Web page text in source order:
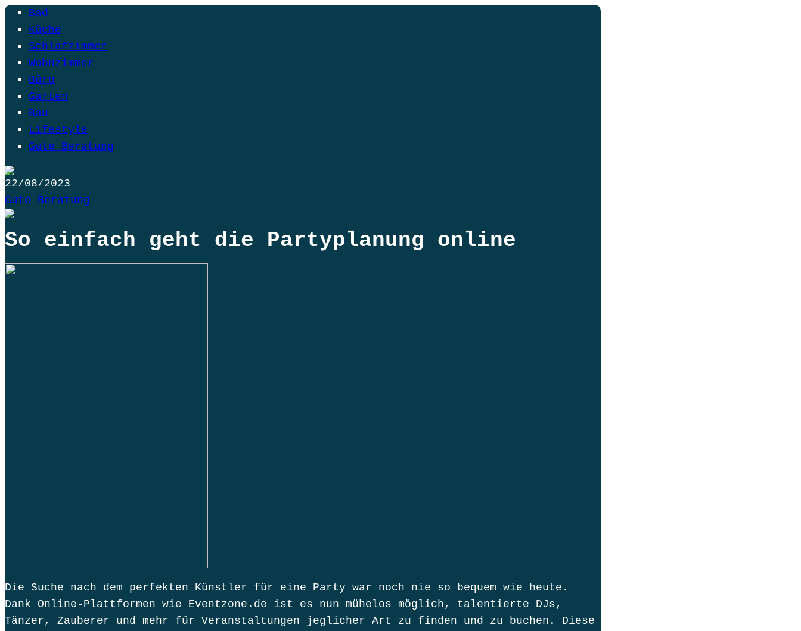
Bad
Küche
Schlafzimmer
Wohnzimmer
Büro
Garten
Bau
Lifestyle
Gute Beratung
22/08/2023
Gute Beratung
So einfach geht die Partyplanung online
Die Suche nach dem perfekten Künstler für eine Party war noch nie so bequem wie heute.
Dank Online-Plattformen wie Eventzone.de ist es nun mühelos möglich, talentierte DJs,
Tänzer, Zauberer und mehr für Veranstaltungen jeglicher Art zu finden und zu buchen. Diese